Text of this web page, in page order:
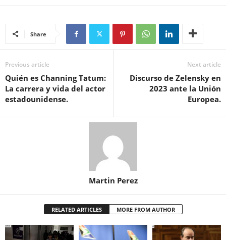
Share
Previous article
Quién es Channing Tatum:
La carrera y vida del actor
estadounidense.
Next article
Discurso de Zelensky en
2023 ante la Unión
Europea.
Martin Perez
RELATED ARTICLES MORE FROM AUTHOR